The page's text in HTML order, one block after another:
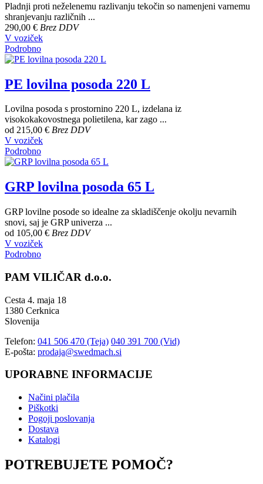
Pladnji proti neželenemu razlivanju tekočin so namenjeni varnemu
shranjevanju različnih ...
290,00 € Brez DDV
V voziček
Podrobno
PE lovilna posoda 220 L
Lovilna posoda s prostornino 220 L, izdelana iz
visokokakovostnega polietilena, kar zago ...
od 215,00 € Brez DDV
V voziček
Podrobno
GRP lovilna posoda 65 L
GRP lovilne posode so idealne za skladiščenje okolju nevarnih
snovi, saj je GRP univerza ...
od 105,00 € Brez DDV
V voziček
Podrobno
PAM VILIČAR d.o.o.
Cesta 4. maja 18
1380 Cerknica
Slovenija
Telefon: 041 506 470 (Teja) 040 391 700 (Vid)
E-pošta: prodaja@swedmach.si
UPORABNE INFORMACIJE
Načini plačila
Piškotki
Pogoji poslovanja
Dostava
Katalogi
POTREBUJETE POMOČ?